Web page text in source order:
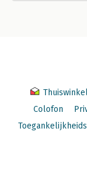
Colofon